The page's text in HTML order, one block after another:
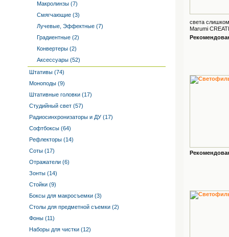
Макролинзы (7)
Смягчающие (3)
Лучевые, Эффектные (7)
Градиентные (2)
Конвертеры (2)
Аксессуары (52)
Штативы (74)
Моноподы (9)
Штативные головки (17)
Студийный свет (57)
Радиосинхронизаторы и ДУ (17)
Софтбоксы (64)
Рефлекторы (14)
Соты (17)
Отражатели (6)
Зонты (14)
Стойки (9)
Боксы для макросъемки (3)
Столы для предметной съемки (2)
Фоны (11)
Наборы для чистки (12)
света
Marumi